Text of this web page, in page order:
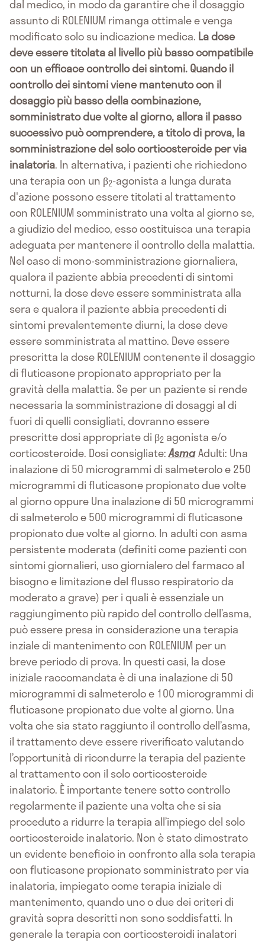
dal medico, in modo da garantire che il dosaggio
assunto di ROLENIUM rimanga ottimale e venga
modificato solo su indicazione medica. La dose
deve essere titolata al livello più basso compatibile
con un efficace controllo dei sintomi. Quando il
controllo dei sintomi viene mantenuto con il
dosaggio più basso della combinazione,
somministrato due volte al giorno, allora il passo
successivo può comprendere, a titolo di prova, la
somministrazione del solo corticosteroide per via
inalatoria. In alternativa, i pazienti che richiedono
una terapia con un β2-agonista a lunga durata
d'azione possono essere titolati al trattamento
con ROLENIUM somministrato una volta al giorno se,
a giudizio del medico, esso costituisca una terapia
adeguata per mantenere il controllo della malattia.
Nel caso di mono-somministrazione giornaliera,
qualora il paziente abbia precedenti di sintomi
notturni, la dose deve essere somministrata alla
sera e qualora il paziente abbia precedenti di
sintomi prevalentemente diurni, la dose deve
essere somministrata al mattino. Deve essere
prescritta la dose ROLENIUM contenente il dosaggio
di fluticasone propionato appropriato per la
gravità della malattia. Se per un paziente si rende
necessaria la somministrazione di dosaggi al di
fuori di quelli consigliati, dovranno essere
prescritte dosi appropriate di β2 agonista e/o
corticosteroide. Dosi consigliate:AsmaAdulti: Una
inalazione di 50 microgrammi di salmeterolo e 250
microgrammi di fluticasone propionato due volte
al giorno oppure Una inalazione di 50 microgrammi
di salmeterolo e 500 microgrammi di fluticasone
propionato due volte al giorno. In adulti con asma
persistente moderata (definiti come pazienti con
sintomi giornalieri, uso giornialero del farmaco al
bisogno e limitazione del flusso respiratorio da
moderato a grave) per i quali è essenziale un
raggiungimento più rapido del controllo dell’asma,
può essere presa in considerazione una terapia
inziale di mantenimento con ROLENIUM per un
breve periodo di prova. In questi casi, la dose
iniziale raccomandata è di una inalazione di 50
microgrammi di salmeterolo e 100 microgrammi di
fluticasone propionato due volte al giorno. Una
volta che sia stato raggiunto il controllo dell’asma,
il trattamento deve essere riverificato valutando
l’opportunità di ricondurre la terapia del paziente
al trattamento con il solo corticosteroide
inalatorio. È importante tenere sotto controllo
regolarmente il paziente una volta che si sia
proceduto a ridurre la terapia all’impiego del solo
corticosteroide inalatorio. Non è stato dimostrato
un evidente beneficio in confronto alla sola terapia
con fluticasone propionato somministrato per via
inalatoria, impiegato come terapia iniziale di
mantenimento, quando uno o due dei criteri di
gravità sopra descritti non sono soddisfatti. In
generale la terapia con corticosteroidi inalatori